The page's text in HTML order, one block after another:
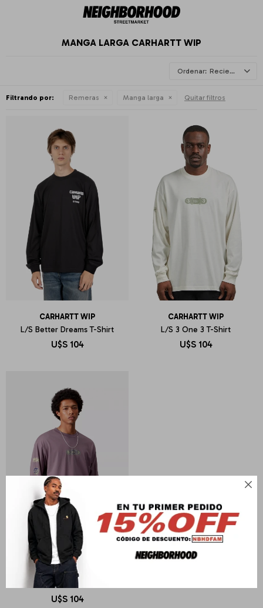

MANGA LARGA CARHARTT WIP
Recientes
Filtrando por: Remeras Manga larga Quitar filtros
CARHARTT WIP
L/S Better Dreams T-Shirt
U$S 104
CARHARTT WIP
L/S 3 One 3 T-Shirt
U$S 104
CARHARTT WIP
L/S 3 One 3 T-Shirt
U$S 104